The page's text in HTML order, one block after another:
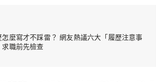
怎麼寫才不踩雷？ 網友熱議六大「履歷注意事
求職前先檢查